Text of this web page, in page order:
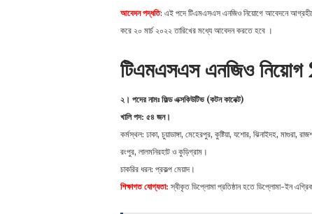
আবেদন পদ্ধতি: এই পদে টিএমএসএস এনজিও নিয়োগে আবেদনে
করে ২০ মার্চ ২০২২ তারিখের মধ্যে আবেদন করতে হবে ।
টিএমএসএস এনজিও
২। পদের নামঃ ফিল্ড এক্সকিউটিভ (কটন কানেক্ট)
খালি পদ: ৫৪ জন।
কর্মস্থল: ‍ঢাকা, চুয়াডাঙ্গা, মেহেরপুর, কুষ্টিয়া, যশোর, ঝিনাইদহ, মাগুরা,
রংপুর, লালমনিরহাট ও কুড়িগ্রাম।
চাকরির ধরন: প্রকল্প মেয়াদ।
শিক্ষাগত যোগ্যতা: স্বীকৃত ডিপ্লোমা প্রতিষ্ঠান হতে ডিপ্লোমা-ইন